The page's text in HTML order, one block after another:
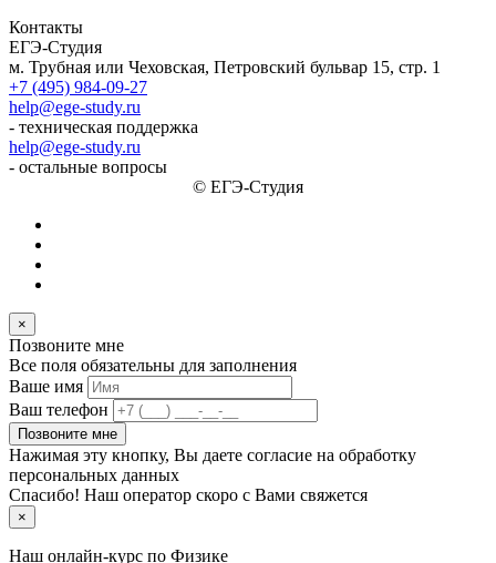
Контакты
ЕГЭ-Студия
м. Трубная или Чеховская, Петровский бульвар 15, стр. 1
+7 (495) 984-09-27
help@ege-study.ru
- техническая поддержка
help@ege-study.ru
- остальные вопросы
© ЕГЭ-Студия
×
Позвоните мне
Все поля обязательны для заполнения
Ваше имя
Ваш телефон
Позвоните мне
Нажимая эту кнопку, Вы даете согласие на обработку
персональных данных
Спасибо! Наш оператор скоро с Вами свяжется
×
Наш онлайн-курс по Физике